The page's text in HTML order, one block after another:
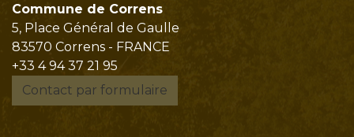
Commune de Correns
5, Place Général de Gaulle
83570 Correns - FRANCE
+33 4 94 37 21 95
Contact par formulaire